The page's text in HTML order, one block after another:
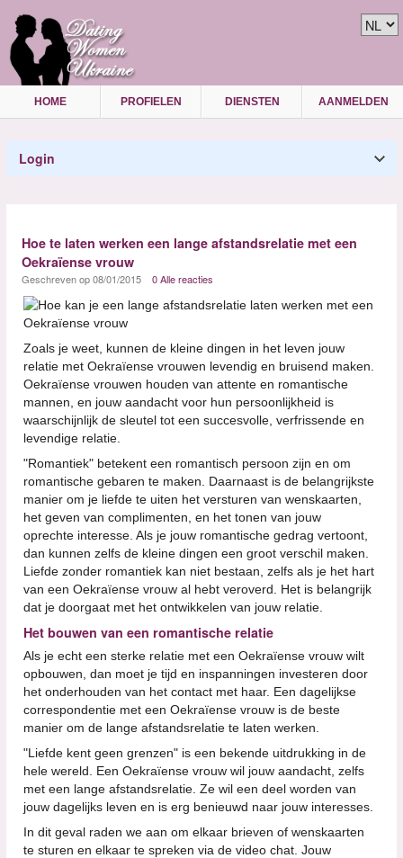
HOME PROFIELEN DIENSTEN AANMELDEN
Login
Hoe te laten werken een lange afstandsrelatie met een
Oekraïense vrouw
Geschreven op 08/01/2015 0 Alle reacties
Zoals je weet, kunnen de kleine dingen in het leven jouw
relatie met Oekraïense vrouwen levendig en bruisend maken.
Oekraïense vrouwen houden van attente en romantische
mannen, en jouw aandacht voor hun persoonlijkheid is
waarschijnlijk de sleutel tot een succesvolle, verfrissende en
levendige relatie.
"Romantiek" betekent een romantisch persoon zijn en om
romantische gebaren te maken. Daarnaast is de belangrijkste
manier om je liefde te uiten het versturen van wenskaarten,
het geven van complimenten, en het tonen van jouw
oprechte interesse. Als je jouw romantische gedrag vertoont,
dan kunnen zelfs de kleine dingen een groot verschil maken.
Liefde zonder romantiek kan niet bestaan, zelfs als je het hart
van een Oekraïense vrouw al hebt veroverd. Het is belangrijk
dat je doorgaat met het ontwikkelen van jouw relatie.
Het bouwen van een romantische relatie
Als je echt een sterke relatie met een Oekraïense vrouw wilt
opbouwen, dan moet je tijd en inspanningen investeren door
het onderhouden van het contact met haar. Een dagelijkse
correspondentie met een Oekraïense vrouw is de beste
manier om de lange afstandsrelatie te laten werken.
"Liefde kent geen grenzen" is een bekende uitdrukking in de
hele wereld. Een Oekraïense vrouw wil jouw aandacht, zelfs
met een lange afstandsrelatie. Ze wil een deel worden van
jouw dagelijks leven en is erg benieuwd naar jouw interesses.
In dit geval raden we aan om elkaar brieven of wenskaarten
te sturen en elkaar te spreken via de video chat. Jouw